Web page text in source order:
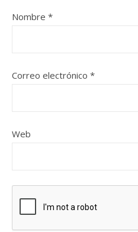
Nombre *
Correo electrónico *
Web